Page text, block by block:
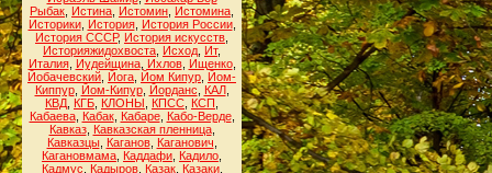
Рыбак Истина Истомин Истомина
Историки, История, История России,
История СССР, История искусств
Историяжидохвоста Исход Ит,
Италия, Иудейщина, Ихлов, Ищенко,
Йобачевский Йога Йом Кипур Йом-
Киппур, Йом-Кипур, Йорданс КАЛ,
КВД КГБ КЛОНЫ КПСС КСП
Кабаева, Кабак, Кабаре, Кабо-Верде,
Кавказ, Кавказская пленница,
Кавказцы, Каганов, Каганович
Кагановмама Каддафи Кадило
Кадмус
Кадыров, Казак, Казаки,